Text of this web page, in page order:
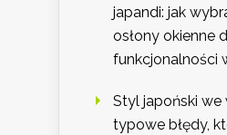
japandi: jak
osłony okienne
funkcjonalności
Styl japoński we
typowe błędy,